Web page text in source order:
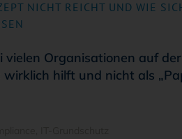
NICHT REICHT UND WIE
Organisationen auf
hilft und nicht als